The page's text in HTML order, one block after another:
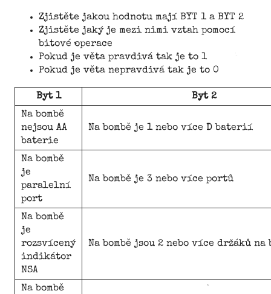
Zjistěte jakou hodnotu mají BYT 1 a BYT 2
Zjistěte jaký je mezi nimi vztah pomocí
bitové operace
Pokud je věta pravdivá tak je to 1
Pokud je věta nepravdivá tak je to 0
Byt 1
Byt 2
Na bombě
nejsou AA
baterie
Na bombě je 1 nebo více D baterií
Na bombě
je
paralelní
port
Na bombě je 3 nebo více portů
Na bombě
je
rozsvícený
indikátor
NSA
Na bombě jsou 2 nebo více držáků
Na bombě